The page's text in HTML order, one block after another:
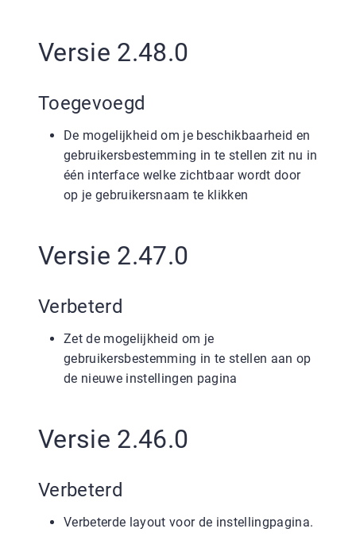
Versie 2.48.0
Toegevoegd
De mogelijkheid om je beschikbaarheid en
gebruikersbestemming in te stellen zit nu in
één interface welke zichtbaar wordt door
op je gebruikersnaam te klikken
Versie 2.47.0
Verbeterd
Zet de mogelijkheid om je
gebruikersbestemming in te stellen aan op
de nieuwe instellingen pagina
Versie 2.46.0
Verbeterd
Verbeterde layout voor de instellingpagina.